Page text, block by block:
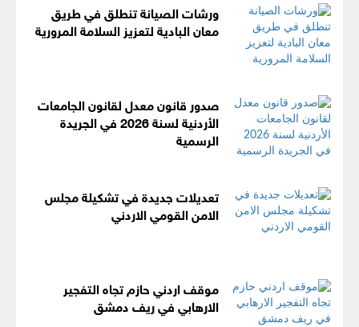
ورشات الصيانة تنطلق في طريق
معان البادية لتعزيز السلامة المرورية
صدور قانون معدل لقانون الجامعات
الأردنية لسنة 2026 في الجريدة
الرسمية
تعديلات جديدة في تشكيلة مجلس
الامن القومي الاردني
موقف اردني حازم تجاه التفجير
الارهابي في ريف دمشق